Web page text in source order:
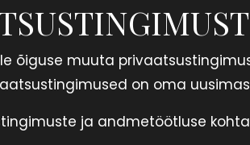
õiguse muuta
on oma
ja andmetöötluse